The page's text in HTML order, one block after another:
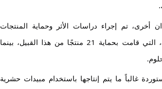
أخرى، تم إجراء دراسات الأثر وحماية المنتجات
التقليدية، كما هو الحال في اليونان، التي قامت بحماية 21 منتجًا من هذا القبيل، بينما
غالباً ما يتم إنتاجها باستخدام مبيدات حشرية